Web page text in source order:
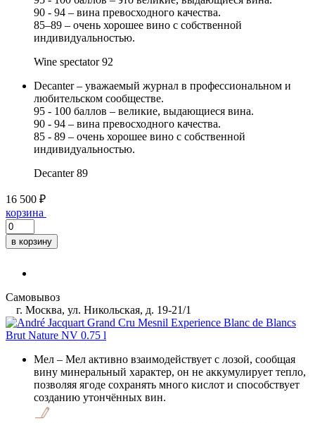
90 - 94 – вина превосходного качества.
85–89 – очень хорошее вино с собственной
индивидуальностью.
Wine spectator 92
Decanter – уважаемый журнал в профессиональном и
любительском сообществе.
95 - 100 баллов – великие, выдающиеся вина.
90 - 94 – вина превосходного качества.
85 - 89 – очень хорошее вино с собственной
индивидуальностью.
Decanter 89
16 500 ₽
корзина
в корзину
Самовывоз
г. Москва, ул. Никольская, д. 19-21/1
Мел – Мел активно взаимодействует с лозой, сообщая
вину минеральный характер, он не аккумулирует тепло,
позволяя ягоде сохранять много кислот и способствует
созданию утончённых вин.